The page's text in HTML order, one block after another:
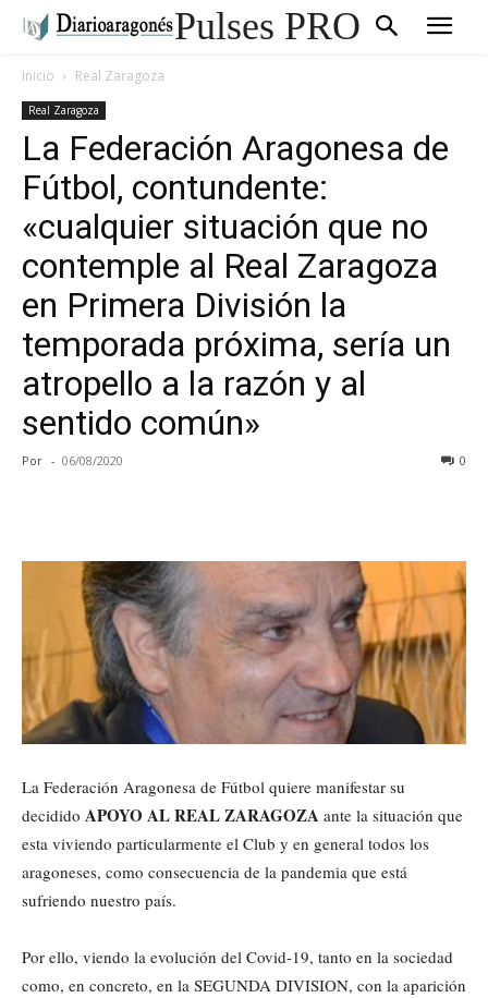
Pulses PRO
Inicio Real Zaragoza
Real Zaragoza
La Federación Aragonesa de
Fútbol, contundente:
«cualquier situación que no
contemple al Real Zaragoza
en Primera División la
temporada próxima, sería un
atropello a la razón y al
sentido común»
Por - 06/08/2020 0
La Federación Aragonesa de Fútbol quiere manifestar su
decidido APOYO AL REAL ZARAGOZA ante la situación que
esta viviendo particularmente el Club y en general todos los
aragoneses, como consecuencia de la pandemia que está
sufriendo nuestro país.
Por ello, viendo la evolución del Covid-19, tanto en la sociedad
como, en concreto, en la SEGUNDA DIVISION, con la aparición